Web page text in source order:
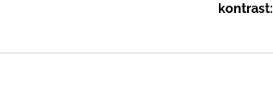
kontrast: